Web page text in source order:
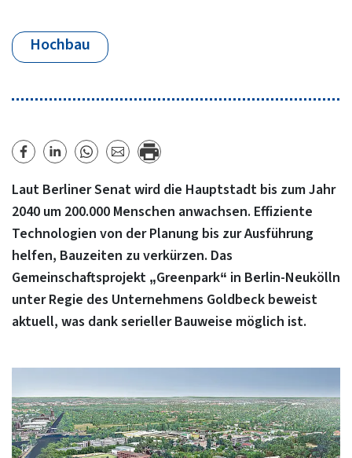
Hochbau
Laut Berliner Senat wird die Hauptstadt bis zum Jahr
2040 um 200.000 Menschen anwachsen. Effiziente
Technologien von der Planung bis zur Ausführung
helfen, Bauzeiten zu verkürzen. Das
Gemeinschaftsprojekt „Greenpark“ in Berlin-Neukölln
unter Regie des Unternehmens Goldbeck beweist
aktuell, was dank serieller Bauweise möglich ist.